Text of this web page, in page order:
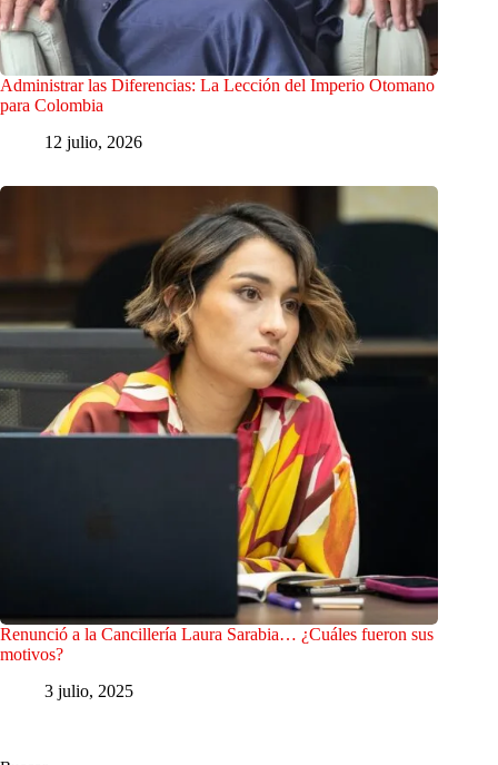
Administrar las Diferencias: La Lección del Imperio Otomano
para Colombia
12 julio, 2026
Renunció a la Cancillería Laura Sarabia… ¿Cuáles fueron sus
motivos?
3 julio, 2025